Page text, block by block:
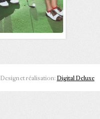
Design et réalisation: Digital Deluxe